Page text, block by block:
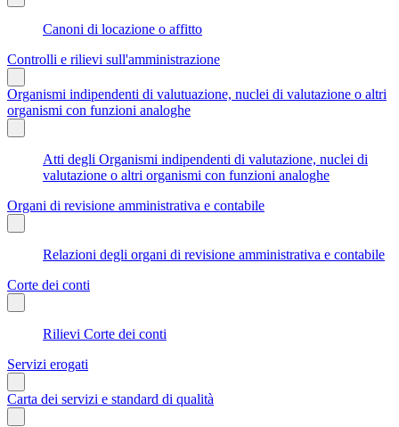
Canoni di locazione o affitto
Controlli e rilievi sull'amministrazione
Organismi indipendenti di valutuazione, nuclei di valutazione o altri
organismi con funzioni analoghe
Atti degli Organismi indipendenti di valutazione, nuclei di
valutazione o altri organismi con funzioni analoghe
Organi di revisione amministrativa e contabile
Relazioni degli organi di revisione amministrativa e contabile
Corte dei conti
Rilievi Corte dei conti
Servizi erogati
Carta dei servizi e standard di qualità